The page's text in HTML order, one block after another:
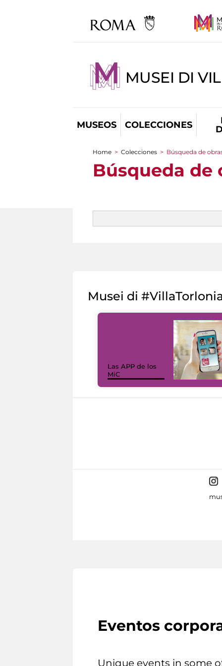
MUSEI DI
MUSEOS COLECCIONES
You are here
Home > Colecciones > Búsqueda de
Búsqueda de
Musei di
Las APP de los
MiC
Eventos
Unique events in some